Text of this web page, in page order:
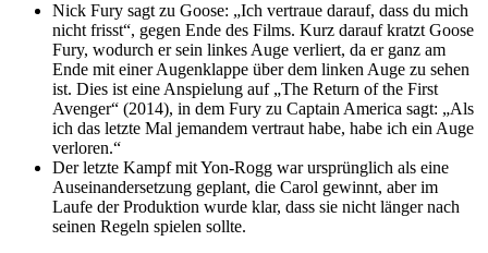
Nick Fury sagt zu Goose: „Ich vertraue darauf, dass du mich
nicht frisst“, gegen Ende des Films. Kurz darauf kratzt Goose
Fury, wodurch er sein linkes Auge verliert, da er ganz am
Ende mit einer Augenklappe über dem linken Auge zu sehen
ist. Dies ist eine Anspielung auf „The Return of the First
Avenger“ (2014), in dem Fury zu Captain America sagt: „Als
ich das letzte Mal jemandem vertraut habe, habe ich ein Auge
verloren.“
Der letzte Kampf mit Yon-Rogg war ursprünglich als eine
Auseinandersetzung geplant, die Carol gewinnt, aber im
Laufe der Produktion wurde klar, dass sie nicht länger nach
seinen Regeln spielen sollte.